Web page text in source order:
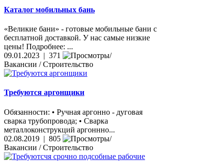
Каталог мобильных бань
«Великие бани» - готовые мобильные бани с
бесплатной доставкой. У нас самые низкие
цены! Подробнее: ...
09.01.2023 | 371
Вакансии / Строительство
Требуются аргонщики
Обязанности: • Ручная аргонно - дуговая
сварка трубопровода; • Сварка
металлоконструкций аргоннно...
02.08.2019 | 805
Вакансии / Строительство